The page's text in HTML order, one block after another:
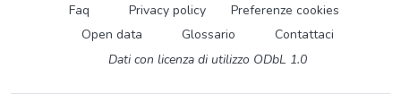
Faq Privacy policy
Preferenze cookies
Open data
Glossario
Contattaci
Dati con licenza di utilizzo ODbL 1.0